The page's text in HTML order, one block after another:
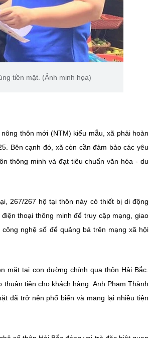
tiền mặt. (Ảnh minh họa)
thôn mới (NTM) kiểu mẫu, xã phải hoàn
Bên cạnh đó, xã còn cần đảm bảo các yêu
thông minh và đạt tiêu chuẩn văn hóa - du
267/267 hộ tại thôn này có thiết bị di động
thoại thông minh để truy cập mạng, giao
nghệ số để quảng bá trên mạng xã hội
mặt tại con đường chính qua thôn Hải Bắc.
tiện cho khách hàng. Anh Phạm Thành
đã trở nên phổ biến và mang lại nhiều tiện